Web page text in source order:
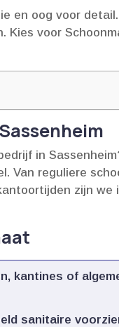
en oog voor
voor
in
Van reguliere
zijn we
kantines of
sanitaire